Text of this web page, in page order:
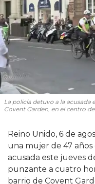
La policía detuvo a la acusada
Covent Garden, en el centro
Reino Unido, 6 de
una mujer de 47
acusada este jueves
punzante a cuatro
barrio de Covent